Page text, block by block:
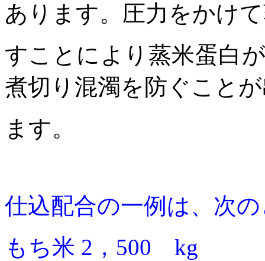
あります。圧力をかけ
すことにより蒸米蛋白
煮切り混濁を防ぐこと
ます。
仕込配合の一例は、次
もち米 2 ， 500
kg